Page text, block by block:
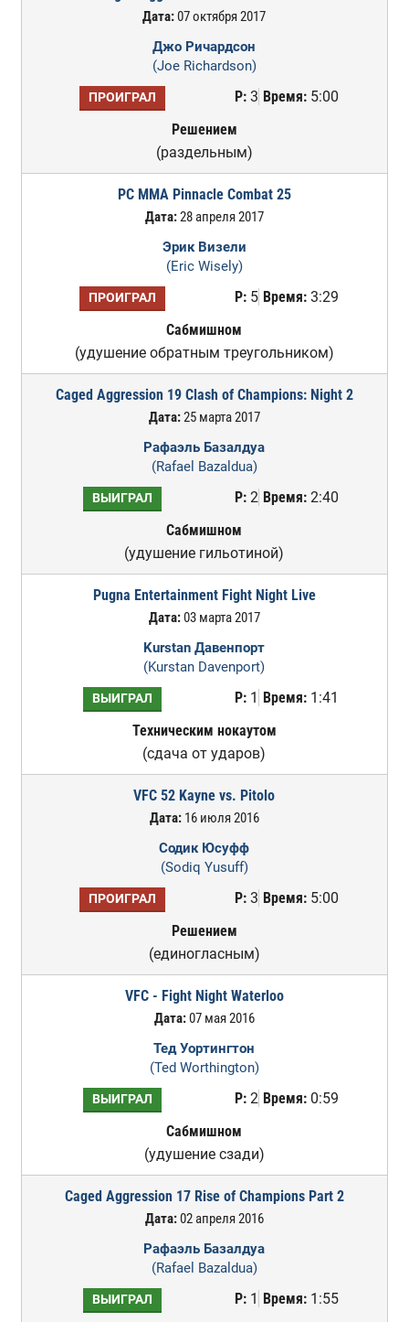
Дата:07 октября 2017
Джо Ричардсон
(Joe Richardson)
ПРОИГРАЛ Р:3 Время:5:00
Решением
(раздельным)
PC MMA Pinnacle Combat 25
Дата:28 апреля 2017
Эрик Визели
(Eric Wisely)
ПРОИГРАЛ Р:5 Время:3:29
Сабмишном
(удушение обратным треугольником)
Caged Aggression 19 Clash of Champions: Night 2
Дата:25 марта 2017
Рафаэль Базалдуа
(Rafael Bazaldua)
ВЫИГРАЛ Р:2 Время:2:40
Сабмишном
(удушение гильотиной)
Pugna Entertainment Fight Night Live
Дата:03 марта 2017
Kurstan Давенпорт
(Kurstan Davenport)
ВЫИГРАЛ Р:1 Время:1:41
Техническим нокаутом
(сдача от ударов)
VFC 52 Kayne vs. Pitolo
Дата:16 июля 2016
Содик Юсуфф
(Sodiq Yusuff)
ПРОИГРАЛ Р:3 Время:5:00
Решением
(единогласным)
VFC - Fight Night Waterloo
Дата:07 мая 2016
Тед Уортингтон
(Ted Worthington)
ВЫИГРАЛ Р:2 Время:0:59
Сабмишном
(удушение сзади)
Caged Aggression 17 Rise of Champions Part 2
Дата:02 апреля 2016
Рафаэль Базалдуа
(Rafael Bazaldua)
ВЫИГРАЛ Р:1 Время:1:55